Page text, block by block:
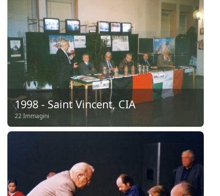
1998 - Saint Vincent, CIA
22 Immagini